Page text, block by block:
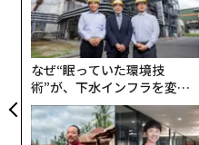
なぜ“眠っていた環境技
術”が、下水インフラを変え
たのか──産総研×月島JFE
アクアソリューションの10年